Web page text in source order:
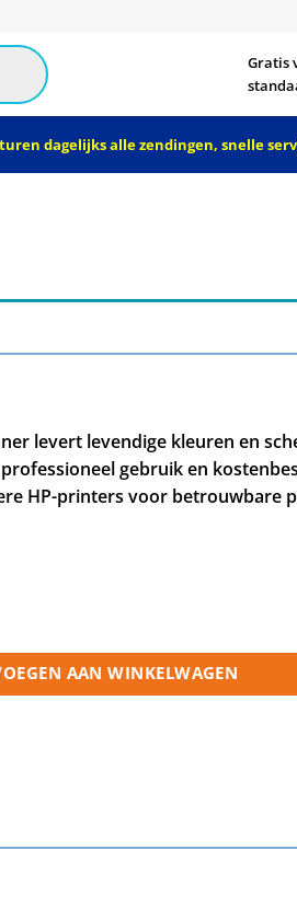
Gratis
dagelijks alle zendingen, snelle
levert levendige kleuren en
gebruik en
HP-printers voor betrouwbare
AAN WINKELWAGEN